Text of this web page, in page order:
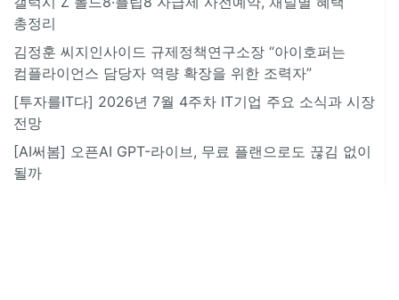
총정리
김정훈 씨지인사이드 규제정책연구소장 “아이호퍼는
컴플라이언스 담당자 역량 확장을 위한 조력자”
[투자를IT다] 2026년 7월 4주차 IT기업 주요 소식과 시장
전망
[AI써봄] 오픈AI GPT-라이브, 무료 플랜으로도 끊김 없이
될까